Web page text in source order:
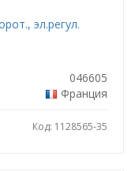
эл.регул.
046605
Франция
Код: 1128565-35